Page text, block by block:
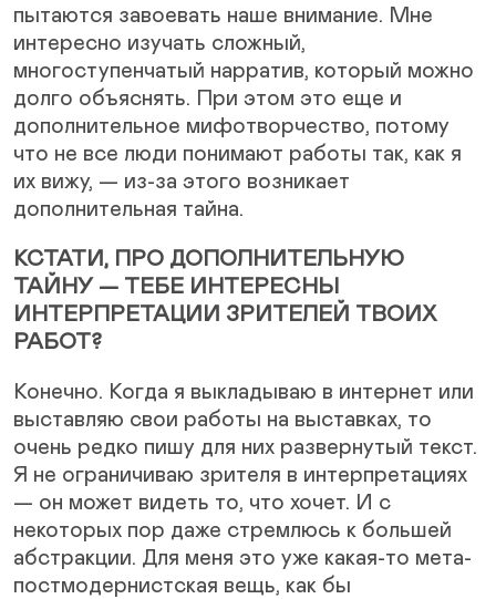
пытаются завоевать наше внимание. Мне
интересно изучать сложный,
многоступенчатый нарратив, который можно
долго объяснять. При этом это еще и
дополнительное мифотворчество, потому
что не все люди понимают работы так, как я
их вижу, — из-за этого возникает
дополнительная тайна.
КСТАТИ, ПРО ДОПОЛНИТЕЛЬНУЮ
ТАЙНУ — ТЕБЕ ИНТЕРЕСНЫ
ИНТЕРПРЕТАЦИИ ЗРИТЕЛЕЙ ТВОИХ
РАБОТ?
Конечно. Когда я выкладываю в интернет или
выставляю свои работы на выставках, то
очень редко пишу для них развернутый текст.
Я не ограничиваю зрителя в интерпретациях
— он может видеть то, что хочет. И с
некоторых пор даже стремлюсь к большей
абстракции. Для меня это уже какая-то мета-
постмодернистская вещь, как бы